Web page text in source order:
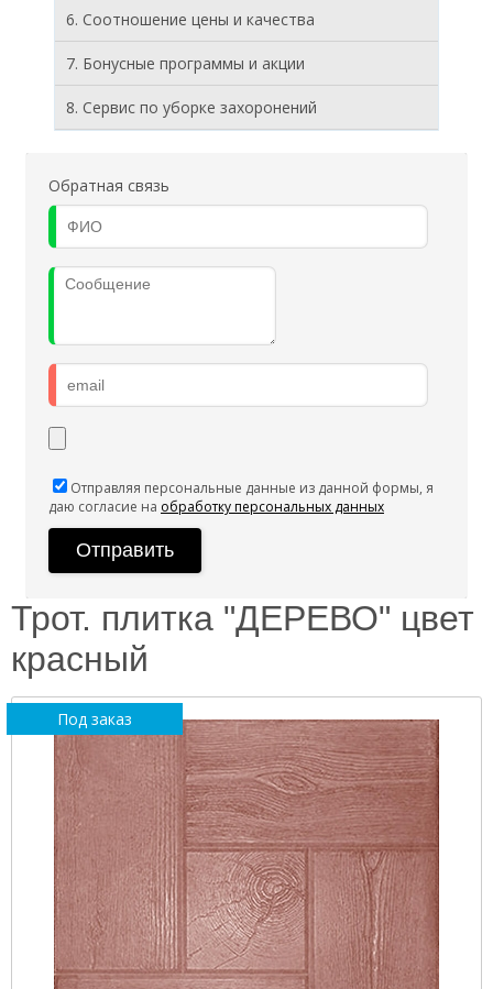
6. Соотношение цены и качества
7. Бонусные программы и акции
8. Cервис по уборке захоронений
Обратная связь
Отправляя персональные данные из данной формы, я
даю согласие на обработку персональных данных
Трот. плитка "ДЕРЕВО" цвет
красный
Под заказ